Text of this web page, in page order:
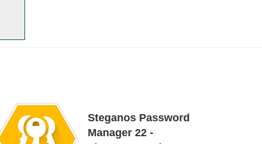
Steganos Password
Manager 22 -